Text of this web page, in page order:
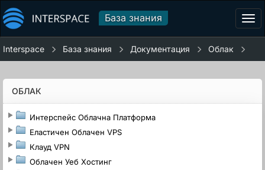
База знания
Interspace База знания Документация Облак
ОБЛАК
Интерспейс Облачна Платформа
Еластичен Облачен VPS
Клауд VPN
Облачен Уеб Хостинг